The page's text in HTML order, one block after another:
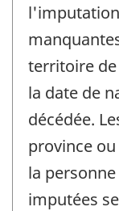
territoire de
la date de
décédée.
province
la
imputées